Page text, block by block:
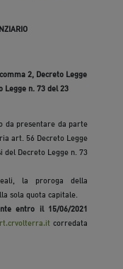
2, Decreto Legge
Legge n. 73 del 23
da presentare da parte
art. 56 Decreto Legge
Decreto Legge n. 73
la proroga della
sola quota capitale.
entro il 15/06/2021
corredata